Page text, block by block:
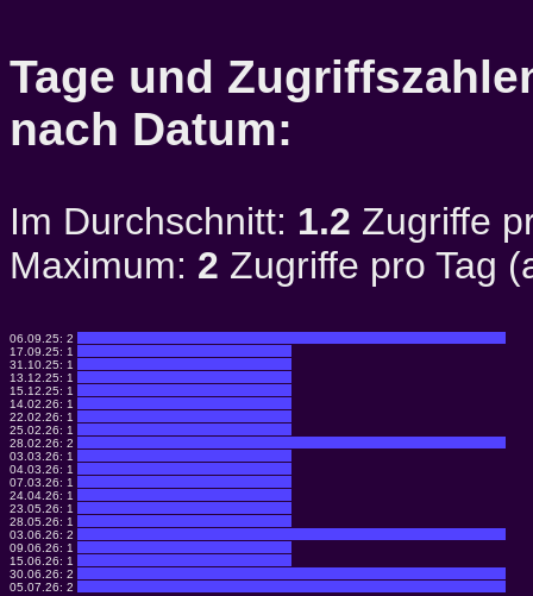
Tage und
nach Datum:
Im Durchschnitt: 1.2 Zugriffe
Maximum: 2 Zugriffe pro Tag
06.09.25: 2
17.09.25: 1
31.10.25: 1
13.12.25: 1
15.12.25: 1
14.02.26: 1
22.02.26: 1
25.02.26: 1
28.02.26: 2
03.03.26: 1
04.03.26: 1
07.03.26: 1
24.04.26: 1
23.05.26: 1
28.05.26: 1
03.06.26: 2
09.06.26: 1
15.06.26: 1
30.06.26: 2
05.07.26: 2